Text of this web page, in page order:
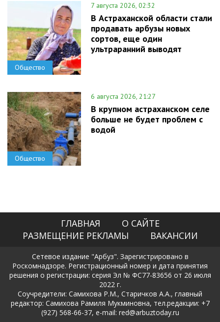
Общество
7 августа 2026, 02:32
В Астраханской области стали
продавать арбузы новых
сортов, еще один
ультраранний выводят
Общество
6 августа 2026, 21:27
В крупном астраханском селе
больше не будет проблем с
водой
ГЛАВНАЯ
О САЙТЕ
РАЗМЕЩЕНИЕ РЕКЛАМЫ
ВАКАНСИИ
Сетевое издание "Арбуз". Зарегистрировано в
Роскомнадзоре. Регистрационный номер и дата принятия
решения о регистрации: серия Эл № ФС77-83656 от 26 июля
2022 г.
Соучредители: Самихова Р.М., Старичков А.А., главный
редактор: Самихова Рамиля Мукминовна, тел.редакции: +7
(927) 568-66-37, e-mail: red@arbuztoday.ru